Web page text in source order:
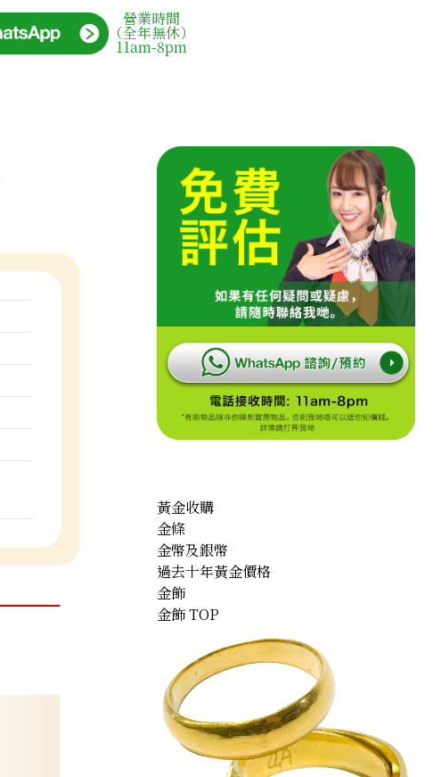
營業時間
（全年無休）
11am-8pm
黃金收購
金條
金幣及銀幣
過去十年黃金價格
金飾
金飾 TOP